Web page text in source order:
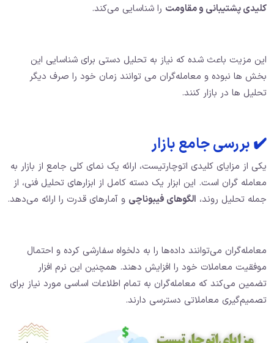
کلیدی پشتیبانی و مقاومت را شناسایی می‌کند.
این مزیت باعث شده که نیاز به تحلیل دستی برای شناسایی این
بخش ها نبوده و معامله‌گران می توانند زمان خود را صرف دیگر
تحلیل ها در بازار کنند.
✔️ بررسی جامع بازار
یکی از مزایای کلیدی اتوچارتیست، ارائه یک نمای کلی جامع از بازار به
معامله گران است. این ابزار یک دسته کامل از ابزارهای تحلیل فنی، از
جمله تحلیل روند، الگوهای فیبوناچی و آمارهای قدرت را ارائه می‌دهد.
معامله‌گران می‌توانند داده‌ها را به دلخواه سفارشی کرده و احتمال
موفقیت معاملات خود را افزایش دهند. همچنین این نرم افزار
تضمین می‌کند که معامله‌گران به تمام اطلاعات اساسی مورد نیاز برای
تصمیم‌گیری معاملاتی دسترسی دارند.